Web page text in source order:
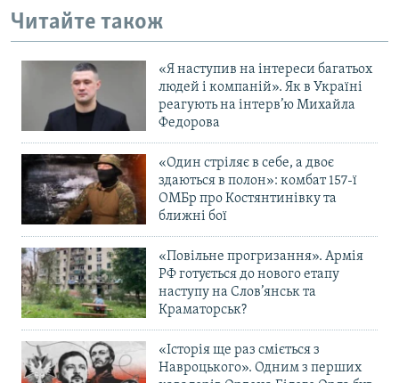
Читайте також
«Я наступив на інтереси багатьох
людей і компаній». Як в Україні
реагують на інтерв’ю Михайла
Федорова
«Один стріляє в себе, а двоє
здаються в полон»: комбат 157-ї
ОМБр про Костянтинівку та
ближні бої
«Повільне прогризання». Армія
РФ готується до нового етапу
наступу на Слов’янськ та
Краматорськ?
«Історія ще раз сміється з
Навроцького». Одним з перших